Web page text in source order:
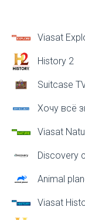
Viasat
History 2
Suitcase
Хочу всё
Viasat
Discovery
Animal
Viasat